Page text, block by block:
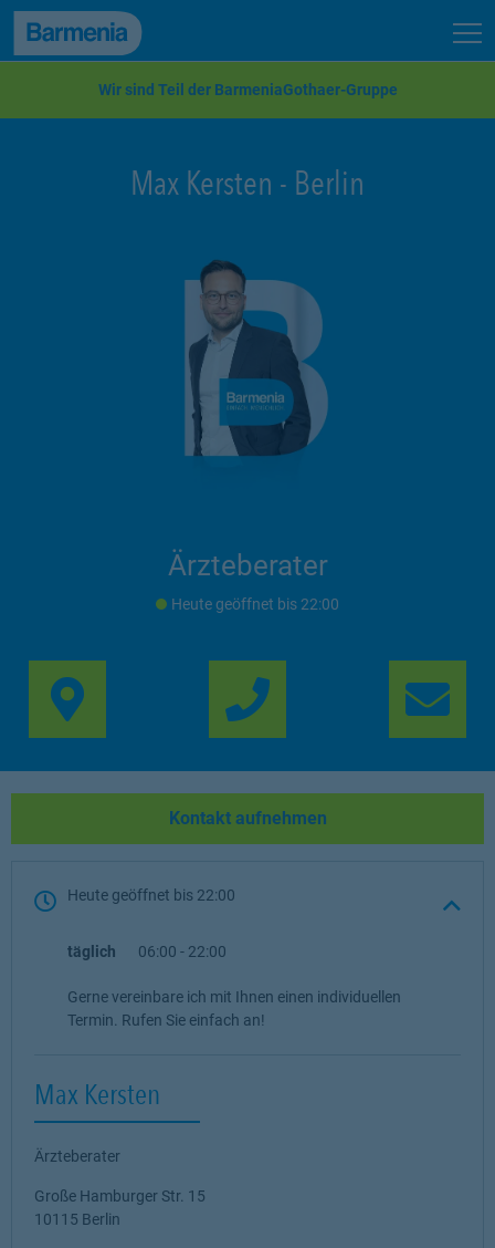
zum Seiteninhalt
Back to top
Wir sind Teil der BarmeniaGothaer-Gruppe
Max Kersten - Berlin
Ärzteberater
Heute geöffnet bis 22:00
Link Opens in New
Kontakt aufnehmen
Heute geöffnet bis 22:00
täglich 06:00 - 22:00
Gerne vereinbare ich mit Ihnen einen individuellen
Termin. Rufen Sie einfach an!
Max Kersten
Ärzteberater
Große Hamburger Str. 15
10115 Berlin